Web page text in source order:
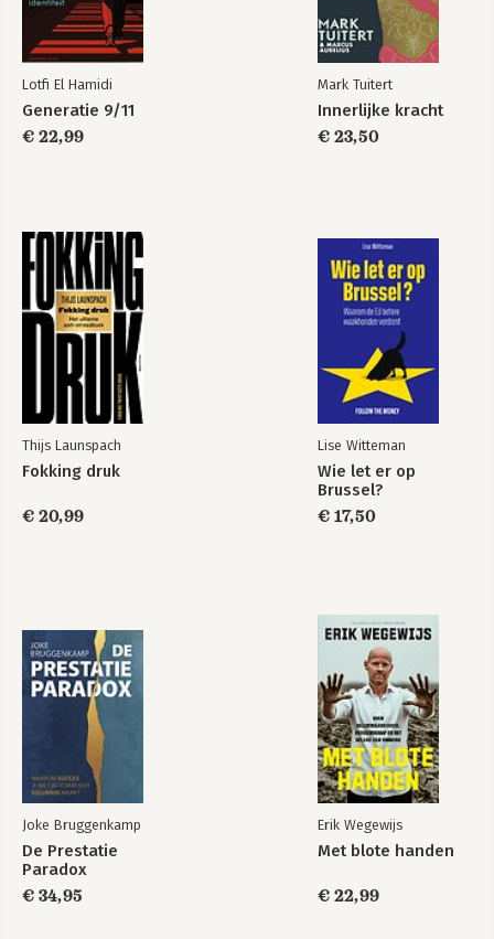
DRIVE: Train je
stoïcijnse mindset
FLOW: De stoïcijnse
mindset voor een
Bekijk alle boeken
Laat je leven stromen 175
Lotfi El Hamidi
Generatie 9/11
€ 22,99
Mark Tuitert
Innerlijke kracht
€ 23,50
Thijs Launspach
Fokking druk
€ 20,99
Lise Witteman
Wie let er op
Brussel?
€ 17,50
Joke Bruggenkamp
De Prestatie
Paradox
€ 34,95
Erik Wegewijs
Met blote handen
€ 22,99